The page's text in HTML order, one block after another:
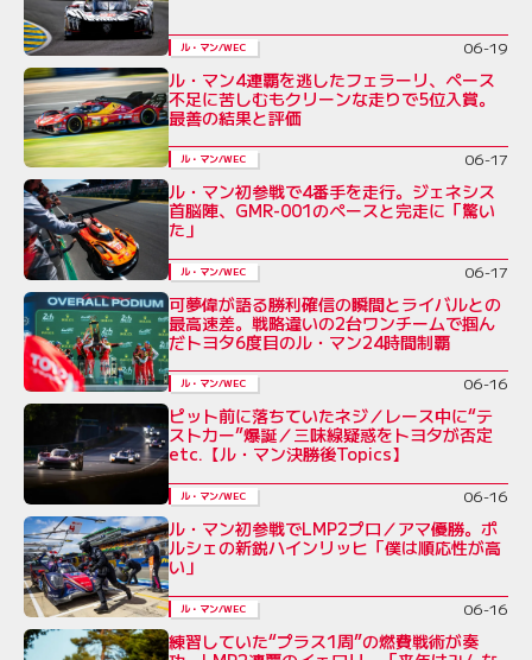
ル・マン/WEC 06-19
ル・マン4連覇を逃したフェラーリ、ペース
不足に苦しむもクリーンな走りで5位入賞。
最善の結果と評価
ル・マン/WEC 06-17
ル・マン初参戦で4番手を走行。ジェネシス
首脳陣、GMR-001のペースと完走に「驚い
た」
ル・マン/WEC 06-17
可夢偉が語る勝利確信の瞬間とライバルとの
最高速差。戦略違いの2台ワンチームで掴ん
だトヨタ6度目のル・マン24時間制覇
ル・マン/WEC 06-16
ピット前に落ちていたネジ／レース中に“テ
ストカー”爆誕／三味線疑惑をトヨタが否定
etc.【ル・マン決勝後Topics】
ル・マン/WEC 06-16
ル・マン初参戦でLMP2プロ／アマ優勝。ポ
ルシェの新鋭ハインリッヒ「僕は順応性が高
い」
ル・マン/WEC 06-16
練習していた“プラス1周”の燃費戦術が奏